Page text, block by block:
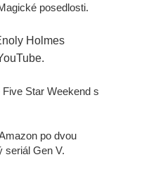
posedlosti.
Holmes
Five Star Weekend s
po dvou
seriál Gen V.